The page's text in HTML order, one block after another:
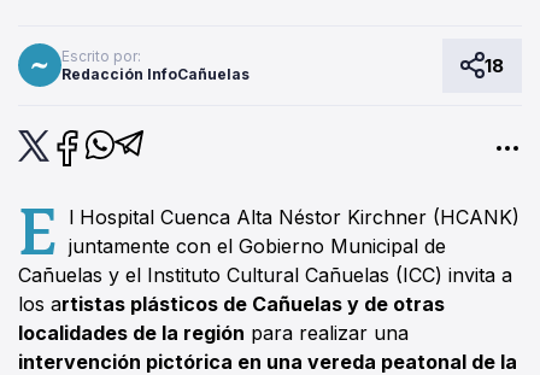
Escrito por:
Redacción InfoCañuelas
18
E l Hospital Cuenca Alta Néstor Kirchner (HCANK)
juntamente con el Gobierno Municipal de
Cañuelas y el Instituto Cultural Cañuelas (ICC) invita a
los artistas plásticos de Cañuelas y de otras
localidades de la región para realizar una
intervención pictórica en una vereda peatonal de la